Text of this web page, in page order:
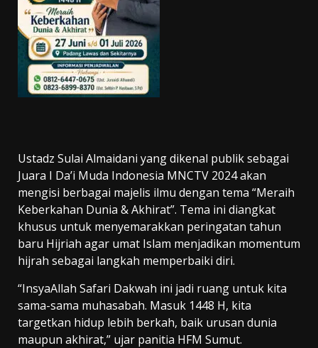
Ustadz Sulai Almaidani yang dikenal publik sebagai
Juara I Da’i Muda Indonesia MNCTV 2024 akan
mengisi berbagai majelis ilmu dengan tema “Meraih
Keberkahan Dunia & Akhirat”. Tema ini diangkat
khusus untuk menyemarakkan peringatan tahun
baru Hijriah agar umat Islam menjadikan momentum
hijrah sebagai langkah memperbaiki diri.
“InsyaAllah Safari Dakwah ini jadi ruang untuk kita
sama-sama muhasabah. Masuk 1448 H, kita
targetkan hidup lebih berkah, baik urusan dunia
maupun akhirat,” ujar panitia HFM Sumut.